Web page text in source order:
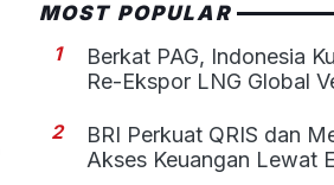
MOST POPULAR
1
Berkat PAG, Indonesia
Re-Ekspor LNG Global
2
BRI Perkuat QRIS dan
Akses Keuangan Lewat